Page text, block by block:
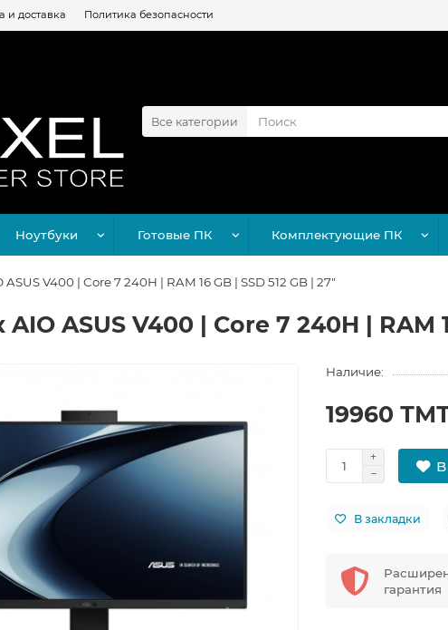
и доставка Политика безопасности
Все категории
Ноутбуки Готовые ПК Комплектующие ПК
V400 | Core 7 240H | RAM 16 GB | SSD 512 GB | 27"
ASUS V400 | Core 7 240H | RAM
Наличие:
19960
В закладки
гарантия